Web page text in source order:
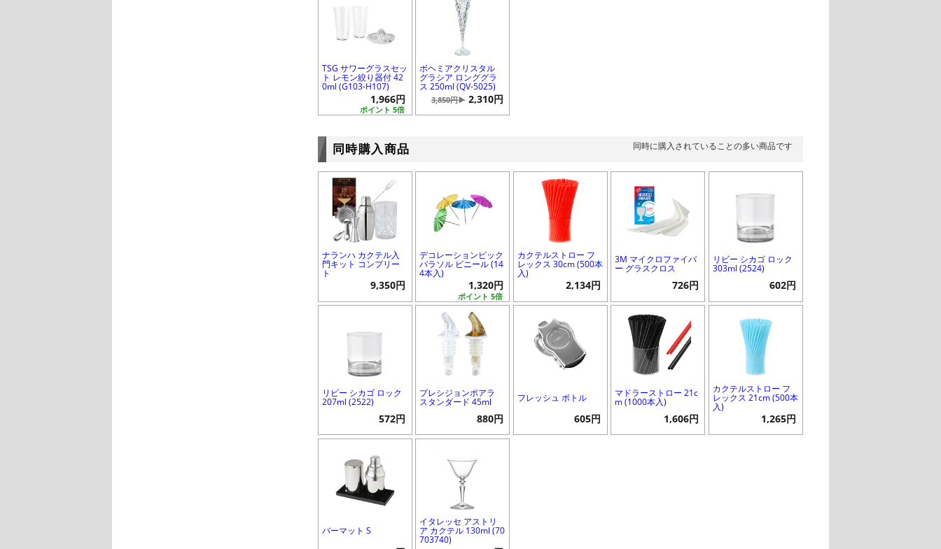
TSG サワーグラスセッ
ト レモン絞り器付 42
0ml (G103-H107)
ポイント 5倍
1,966円
ボヘミアクリスタル
グラシア ロンググラ
ス 250ml (QV-5025)
3,850円▶ 2,310円
同時購入商品 同時に購入されていることの多い商品です
ナランハ カクテル入
門キット コンプリー
ト
9,350円
デコレーションピック
パラソル ビニール (14
4本入)
ポイント 5倍
1,320円
カクテルストロー フ
レックス 30cm (500本
入)
2,134円
3M マイクロファイバ
ー グラスクロス
726円
リビー シカゴ ロック
303ml (2524)
602円
リビー シカゴ ロック
207ml (2522)
572円
プレシジョンポアラ
スタンダード 45ml
880円
フレッシュ ボトル
605円
マドラーストロー 21c
m (1000本入)
1,606円
カクテルストロー フ
レックス 21cm (500本
入)
1,265円
バーマット S
イタレッセ アストリ
ア カクテル 130ml (70
703740)